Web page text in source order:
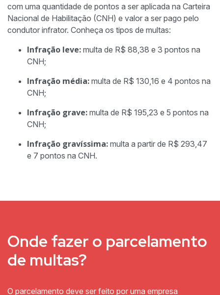
com uma quantidade de pontos a ser aplicada na Carteira
Nacional de Habilitação (CNH) e valor a ser pago pelo
condutor infrator. Conheça os tipos de multas:
Infração leve: multa de R$ 88,38 e 3 pontos na
CNH;
Infração média: multa de R$ 130,16 e 4 pontos na
CNH;
Infração grave: multa de R$ 195,23 e 5 pontos na
CNH;
Infração gravíssima: multa a partir de R$ 293,47
e 7 pontos na CNH.
Onde fazer o parcelamento
de multas?
O parcelamento deve ser feito por uma empresa